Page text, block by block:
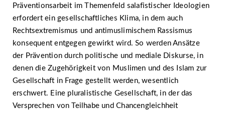
Präventionsarbeit im Themenfeld salafistischer Ideologien
erfordert ein gesellschaftliches Klima, in dem auch
Rechtsextremismus und antimuslimischem Rassismus
konsequent entgegen gewirkt wird. So werden Ansätze
der Prävention durch politische und mediale Diskurse, in
denen die Zugehörigkeit von Muslimen und des Islam zur
Gesellschaft in Frage gestellt werden, wesentlich
erschwert. Eine pluralistische Gesellschaft, in der das
Versprechen von Teilhabe und Chancengleichheit